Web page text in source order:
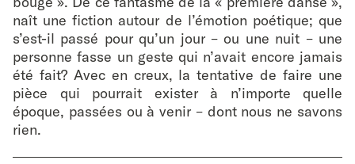
naît une fiction autour de l’émotion poétique; que
s’est-il passé pour qu’un jour – ou une nuit – une
personne fasse un geste qui n’avait encore jamais
été fait? Avec en creux, la tentative de faire une
pièce qui pourrait exister à n’importe quelle
époque, passées ou à venir – dont nous ne savons
rien.